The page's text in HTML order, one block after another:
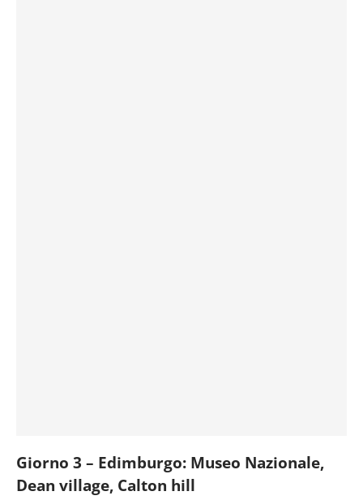
Giorno 3 – Edimburgo: Museo Nazionale,
Dean village, Calton hill